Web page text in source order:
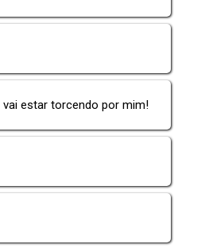
estar torcendo por mim!